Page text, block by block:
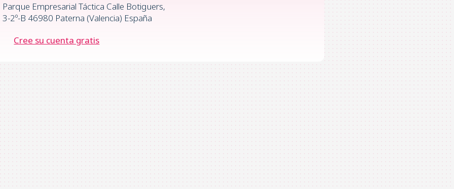
Parque Empresarial Táctica Calle Botiguers,
3-2º-B 46980 Paterna (Valencia) España
Cree su cuenta gratis